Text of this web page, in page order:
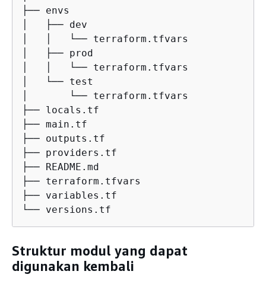
├── envs
│   ├── dev
│   │   └── terraform.tfvars
│   ├── prod
│   │   └── terraform.tfvars
│   └── test
│       └── terraform.tfvars
├── locals.tf
├── main.tf
├── outputs.tf
├── providers.tf
├── README.md
├── terraform.tfvars
├── variables.tf
└── versions.tf
Struktur modul yang dapat
digunakan kembali